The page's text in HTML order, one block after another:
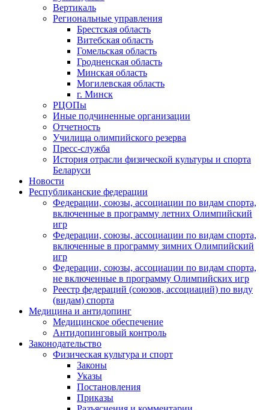
Вертикаль
Региональные управления
Брестская область
Витебская область
Гомельская область
Гродненская область
Минская область
Могилевская область
г. Минск
РЦОПы
Иные подчиненные организации
Отчетность
Училища олимпийского резерва
Пресс-служба
История отрасли физической культуры и спорта
Беларуси
Новости
Республиканские федерации
Федерации, союзы, ассоциации по видам спорта,
включенные в программу летних Олимпийский
игр
Федерации, союзы, ассоциации по видам спорта,
включенные в программу зимних Олимпийский
игр
Федерации, союзы, ассоциации по видам спорта,
не включенные в программу Олимпийских игр
Реестр федераций (союзов, ассоциаций) по виду
(видам) спорта
Медицина и антидопинг
Медицинское обеспечение
Антидопинговый контроль
Законодательство
Физическая культура и спорт
Законы
Указы
Постановления
Приказы